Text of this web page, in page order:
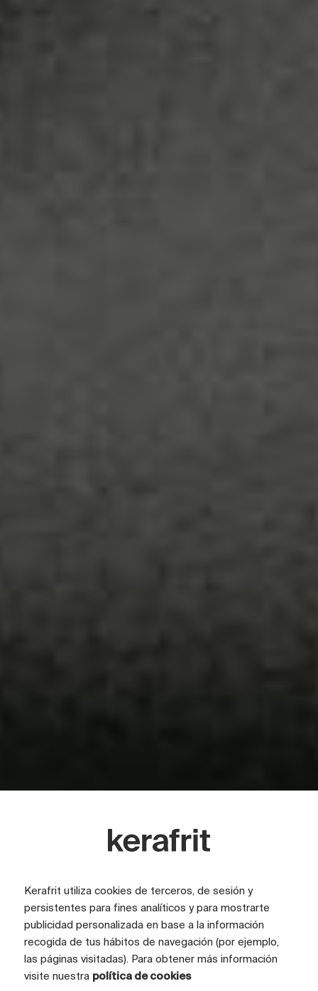
Donde todo comienza
Innovación y calidad
en cerámica desde el
Kerafrit utiliza cookies de terceros, de sesión y
persistentes para fines analíticos y para mostrarte
publicidad personalizada en base a la información
recogida de tus hábitos de navegación (por ejemplo,
las páginas visitadas). Para obtener más información
visite nuestra política de cookies